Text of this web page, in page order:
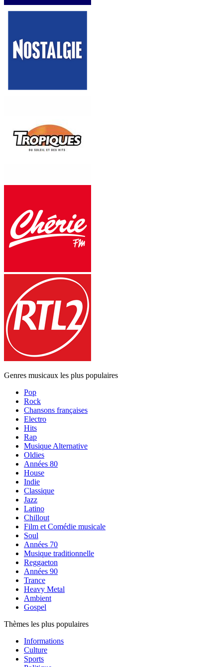
Genres musicaux les plus populaires
Pop
Rock
Chansons françaises
Electro
Hits
Rap
Musique Alternative
Oldies
Années 80
House
Indie
Classique
Jazz
Latino
Chillout
Film et Comédie musicale
Soul
Années 70
Musique traditionnelle
Reggaeton
Années 90
Trance
Heavy Metal
Ambient
Gospel
Thèmes les plus populaires
Informations
Culture
Sports